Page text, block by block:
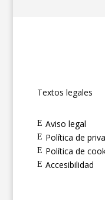
Textos legales
E Aviso legal
E Política de
E Política de
E Accesibilidad